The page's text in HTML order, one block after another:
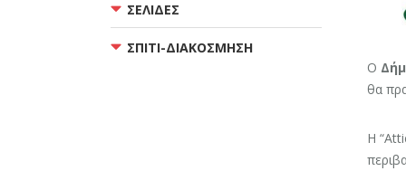
Ο
θα
Η
ΣΕΛΙΔΕΣ
ΣΠΙΤΙ-ΔΙΑΚΟΣΜΗΣΗ